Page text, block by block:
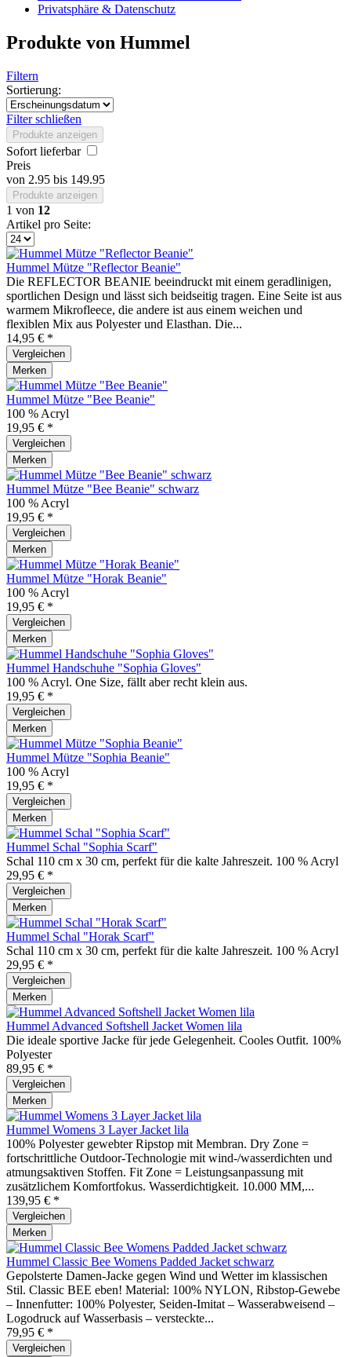
Privatsphäre & Datenschutz
Produkte von Hummel
Filtern
Sortierung:
Filter schließen
Produkte anzeigen
Sofort lieferbar
Preis
von 2.95 bis 149.95
Produkte anzeigen
1 von 12
Artikel pro Seite:
Hummel Mütze "Reflector Beanie"
Die REFLECTOR BEANIE beeindruckt mit einem geradlinigen,
sportlichen Design und lässt sich beidseitig tragen. Eine Seite ist aus
warmem Mikrofleece, die andere ist aus einem weichen und
flexiblen Mix aus Polyester und Elasthan. Die...
14,95 € *
Vergleichen
Merken
Hummel Mütze "Bee Beanie"
100 % Acryl
19,95 € *
Vergleichen
Merken
Hummel Mütze "Bee Beanie" schwarz
100 % Acryl
19,95 € *
Vergleichen
Merken
Hummel Mütze "Horak Beanie"
100 % Acryl
19,95 € *
Vergleichen
Merken
Hummel Handschuhe "Sophia Gloves"
100 % Acryl. One Size, fällt aber recht klein aus.
19,95 € *
Vergleichen
Merken
Hummel Mütze "Sophia Beanie"
100 % Acryl
19,95 € *
Vergleichen
Merken
Hummel Schal "Sophia Scarf"
Schal 110 cm x 30 cm, perfekt für die kalte Jahreszeit. 100 % Acryl
29,95 € *
Vergleichen
Merken
Hummel Schal "Horak Scarf"
Schal 110 cm x 30 cm, perfekt für die kalte Jahreszeit. 100 % Acryl
29,95 € *
Vergleichen
Merken
Hummel Advanced Softshell Jacket Women lila
Die ideale sportive Jacke für jede Gelegenheit. Cooles Outfit. 100%
Polyester
89,95 € *
Vergleichen
Merken
Hummel Womens 3 Layer Jacket lila
100% Polyester gewebter Ripstop mit Membran. Dry Zone =
fortschrittliche Outdoor-Technologie mit wind-/wasserdichten und
atmungsaktiven Stoffen. Fit Zone = Leistungsanpassung mit
zusätzlichem Komfortfokus. Wasserdichtigkeit. 10.000 MM,...
139,95 € *
Vergleichen
Merken
Hummel Classic Bee Womens Padded Jacket schwarz
Gepolsterte Damen-Jacke gegen Wind und Wetter im klassischen
Stil. Classic BEE eben! Material: 100% NYLON, Ribstop-Gewebe
– Innenfutter: 100% Polyester, Seiden-Imitat – Wasserabweisend –
Logodruck auf Wasserbasis – versteckte...
79,95 € *
Vergleichen